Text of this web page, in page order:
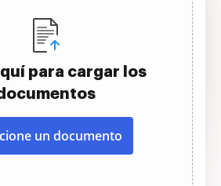
para cargar los
un documento